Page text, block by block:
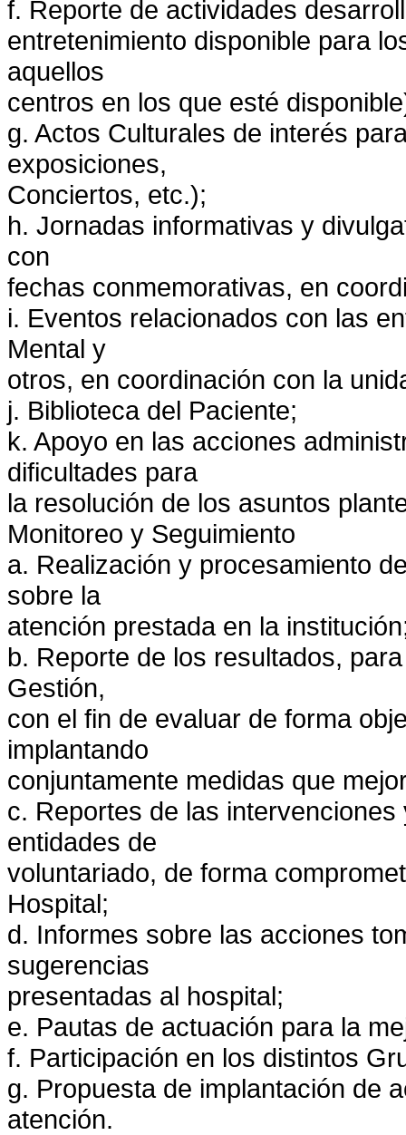
f. Reporte de actividades
entretenimiento disponible para
aquellos
centros en los que esté
g. Actos Culturales de interés
exposiciones,
Conciertos, etc.);
h. Jornadas informativas y
con
fechas conmemorativas, en
i. Eventos relacionados con las
Mental y
otros, en coordinación con la
j. Biblioteca del Paciente;
k. Apoyo en las acciones
dificultades para
la resolución de los asuntos
Monitoreo y Seguimiento
a. Realización y procesamiento
sobre la
atención prestada en la
b. Reporte de los resultados,
Gestión,
con el fin de evaluar de forma
implantando
conjuntamente medidas que
c. Reportes de las
entidades de
voluntariado, de forma
Hospital;
d. Informes sobre las acciones
sugerencias
presentadas al hospital;
e. Pautas de actuación para la
f. Participación en los distintos
g. Propuesta de implantación de
atención.